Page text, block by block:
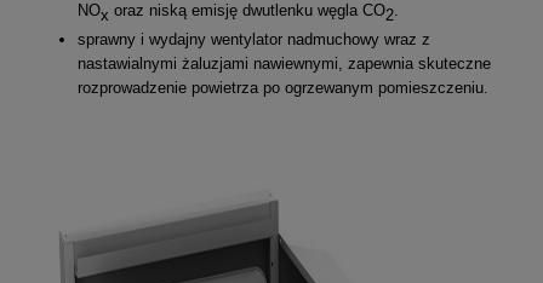
NOx oraz niską emisję dwutlenku węgla CO2.
sprawny i wydajny wentylator nadmuchowy wraz z
nastawialnymi żaluzjami nawiewnymi, zapewnia skuteczne
rozprowadzenie powietrza po ogrzewanym pomieszczeniu.